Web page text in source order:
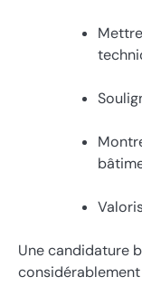
Une candidature